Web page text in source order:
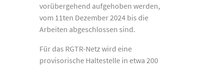
vorübergehend aufgehoben werden,
vom 11ten Dezember 2024 bis die
Arbeiten abgeschlossen sind.
Für das RGTR-Netz wird eine
provisorische Haltestelle in etwa 200